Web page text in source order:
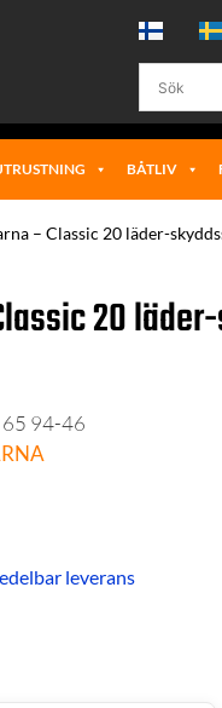
BÅTLIV
– Classic 20 läder-
20
94-46
leverans